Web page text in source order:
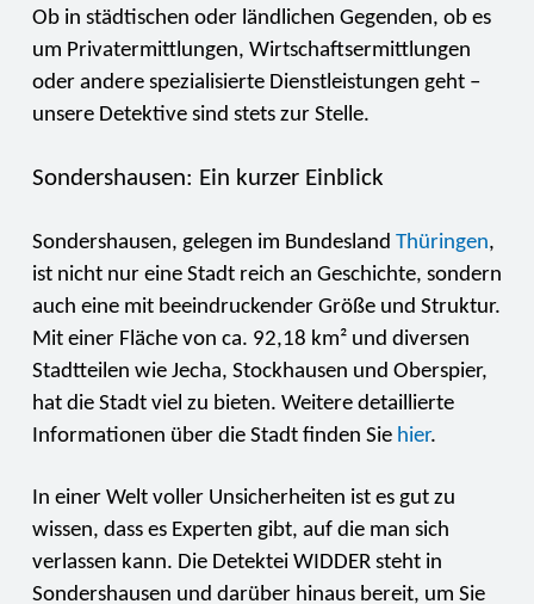
Ob in städtischen oder ländlichen Gegenden, ob es
um Privatermittlungen, Wirtschaftsermittlungen
oder andere spezialisierte Dienstleistungen geht –
unsere Detektive sind stets zur Stelle.
Sondershausen: Ein kurzer Einblick
Sondershausen, gelegen im Bundesland Thüringen,
ist nicht nur eine Stadt reich an Geschichte, sondern
auch eine mit beeindruckender Größe und Struktur.
Mit einer Fläche von ca. 92,18 km² und diversen
Stadtteilen wie Jecha, Stockhausen und Oberspier,
hat die Stadt viel zu bieten. Weitere detaillierte
Informationen über die Stadt finden Sie hier.
In einer Welt voller Unsicherheiten ist es gut zu
wissen, dass es Experten gibt, auf die man sich
verlassen kann. Die Detektei WIDDER steht in
Sondershausen und darüber hinaus bereit, um Sie